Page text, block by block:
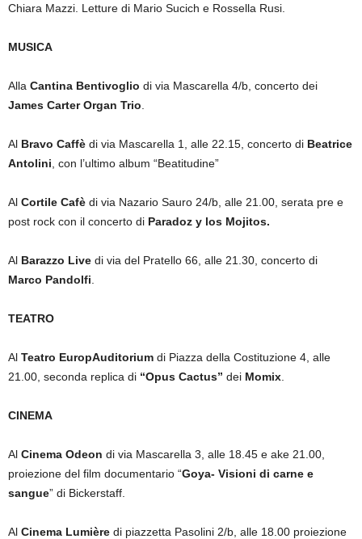
Chiara Mazzi. Letture di Mario Sucich e Rossella Rusi.
MUSICA
Alla Cantina Bentivoglio di via Mascarella 4/b, concerto dei
James Carter Organ Trio
Al Bravo Caffè di via Mascarella 1, alle 22.15, concerto di Beatrice
Antolini , con l’ultimo album “Beatitudine”
Al Cortile Cafè di via Nazario Sauro 24/b, alle 21.00, serata pre e
post rock con il concerto di Paradoz y los Mojitos.
Al Barazzo Live di via del Pratello 66, alle 21.30, concerto di
Marco Pandolfi
TEATRO
Al Teatro EuropAuditorium di Piazza della Costituzione 4, alle
21.00, seconda replica di “Opus Cactus” dei Momix
CINEMA
Al Cinema Odeon di via Mascarella 3, alle 18.45 e ake 21.00,
proiezione del film documentario “Goya- Visioni di carne e
sangue” di Bickerstaff.
Al Cinema Lumière di piazzetta Pasolini 2/b, alle 18.00 proiezione